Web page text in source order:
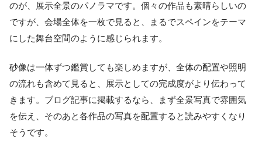
のが、展示全景のパノラマです。個々の作品も素晴らしいの
ですが、会場全体を一枚で見ると、まるでスペインをテーマ
にした舞台空間のように感じられます。
砂像は一体ずつ鑑賞しても楽しめますが、全体の配置や照明
の流れも含めて見ると、展示としての完成度がより伝わって
きます。ブログ記事に掲載するなら、まず全景写真で雰囲気
を伝え、そのあと各作品の写真を配置すると読みやすくなり
そうです。